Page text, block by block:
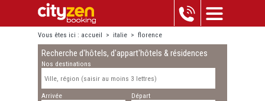
Vous êtes ici : accueil > italie > florence
Recherche d'hôtels, d'appart'hôtels & résidences
Nos destinations
Arrivée Départ